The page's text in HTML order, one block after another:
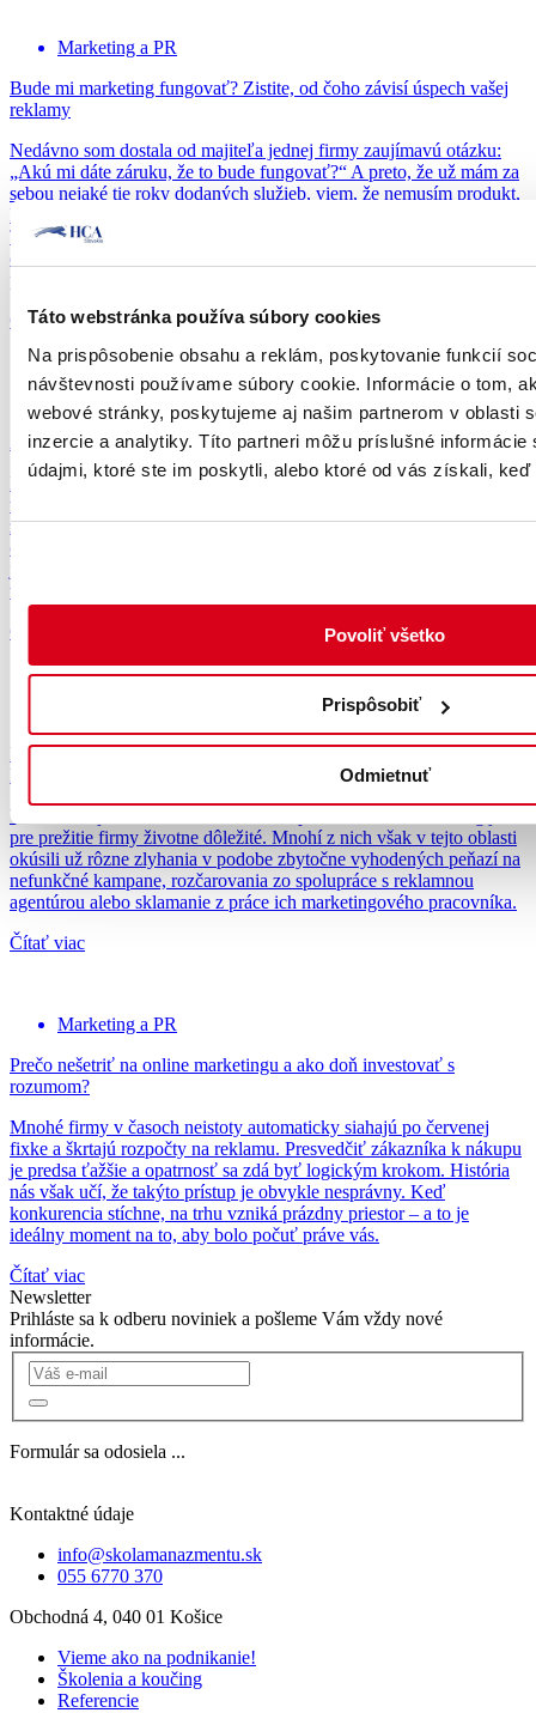
Táto webstránka používa súbory cookies
Na prispôsobenie obsahu a reklám, poskytovanie funkcií
návštevnosti používame súbory cookie. Informácie o tom,
webové stránky, poskytujeme aj našim partnerom v oblasti
inzercie a analytiky. Títo partneri môžu príslušné
údajmi, ktoré ste im poskytli, alebo ktoré od vás získali,
Povoliť všetko
Prispôsobiť
Odmietnuť
Marketing a PR
Bude mi marketing fungovať? Zistite, od čoho závisí úspech vašej
reklamy
Nedávno som dostala od majiteľa jednej firmy zaujímavú otázku:
„Akú mi dáte záruku, že to bude fungovať?“ A preto, že už mám za
sebou nejaké tie roky dodaných služieb, viem, že nemusím produkt,
ktorý dodávam, obhajovať a presviedčať niekoho o jeho fungovaní.
Takže, na jeho otázku som odpovedala mojou vlastnou: „Akú mi
dáte záruku, že to vaša firma a vaši ľudia skutočne zavedú do
praxe?“
Čítať viac
Marketing a PR
Ako zvýšiť návštevnosť a viditeľnosť v online prostredí?
Kľúčom k obchodnému úspechu je predovšetkým návštevnosť
webových stránok. V dnešnej dobe väčšina spotrebiteľov
zhromažďuje informácie o ponukách a službách predovšetkým
online. Otázka, či by mal človek prevádzkovať webové stránky, už
vyžadujú veľa práce, aby presvedčili potenciálnych zákazníkov.
Čítať viac
Prečo vám online marketing nefunguje tak, ako sľubovali? 5
krokov, ako to konečne zmeniť
Väčšina majiteľov v súčasnosti už chápe to, že robiť marketing je
pre prežitie firmy životne dôležité. Mnohí z nich však v tejto oblasti
okúsili už rôzne zlyhania v podobe zbytočne vyhodených peňazí na
nefunkčné kampane, rozčarovania zo spolupráce s reklamnou
agentúrou alebo sklamanie z práce ich marketingového pracovníka.
Čítať viac
Marketing a PR
Prečo nešetriť na online marketingu a ako doň investovať s
rozumom?
Mnohé firmy v časoch neistoty automaticky siahajú po červenej
fixke a škrtajú rozpočty na reklamu. Presvedčiť zákazníka k nákupu
je predsa ťažšie a opatrnosť sa zdá byť logickým krokom. História
nás však učí, že takýto prístup je obvykle nesprávny. Keď
konkurencia stíchne, na trhu vzniká prázdny priestor – a to je
ideálny moment na to, aby bolo počuť práve vás.
Čítať viac
Newsletter
Prihláste sa k odberu noviniek a pošleme Vám vždy nové
informácie.
Formulár sa odosiela ...
Kontaktné údaje
info@skolamanazmentu.sk
055 6770 370
Obchodná 4, 040 01 Košice
Vieme ako na podnikanie!
Školenia a koučing
Referencie